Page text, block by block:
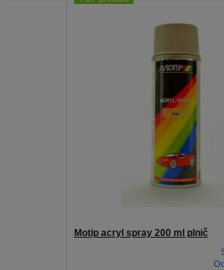
Motip acryl spray 200 ml plnič